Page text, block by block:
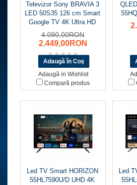
Televizor Sony BRAVIA 3
LED 50S35 126 cm Smart
Google TV 4K Ultra HD
4.090,00RON
2.449,00RON
Adaugă in Wishlist
Compară produs
Led TV Smart HORIZON
55HL7590U/D UHD 4K
Led